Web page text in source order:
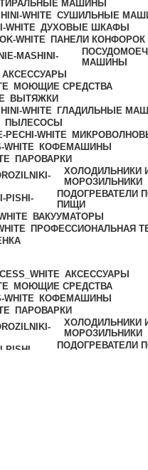
МАШИНЫ
СУШИЛЬНЫЕ
ДУХОВЫЕ ШКАФЫ
ПАНЕЛИ КОНФОРОК
МАШИНЫ
АКСЕССУАРЫ
МОЮЩИЕ СРЕДСТВА
ВЫТЯЖКИ
ГЛАДИЛЬНЫЕ
ПЫЛЕСОСЫ
КОФЕМАШИНЫ
ПАРОВАРКИ
ХОЛОДИЛЬНИКИ
МОРОЗИЛЬНИКИ
ПОДОГРЕВАТЕЛИ
ПИЩИ
ВАКУУМАТОРЫ
ПРОФЕССИОНАЛЬНАЯ
АКСЕССУАРЫ
МОЮЩИЕ СРЕДСТВА
КОФЕМАШИНЫ
ПАРОВАРКИ
ХОЛОДИЛЬНИКИ
МОРОЗИЛЬНИКИ
ПОДОГРЕВАТЕЛИ